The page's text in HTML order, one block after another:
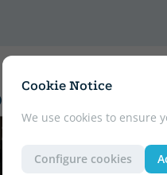
Cookie Notice
We use cookies to ensure
Configure cookies